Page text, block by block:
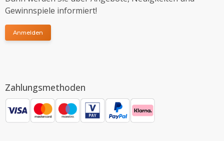
Gewinnspiele informiert!
Anmelden
Zahlungsmethoden